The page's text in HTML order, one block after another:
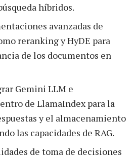
híbridos.
avanzadas de
reranking y HyDE para
de los documentos en
Gemini LLM e
de LlamaIndex para la
y el almacenamiento
las capacidades de RAG.
de toma de decisiones